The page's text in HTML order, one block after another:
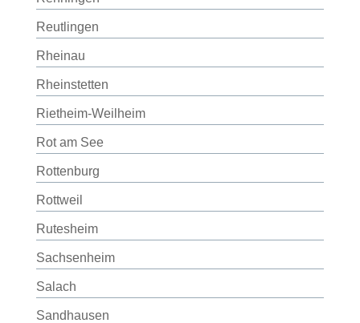
Reutlingen
Rheinau
Rheinstetten
Rietheim-Weilheim
Rot am See
Rottenburg
Rottweil
Rutesheim
Sachsenheim
Salach
Sandhausen